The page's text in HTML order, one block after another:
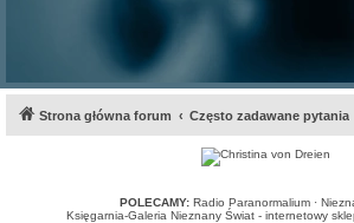
Strona główna forum Często zadawane pytania
POLECAMY: Radio Paranormalium·
Księgarnia-Galeria Nieznany Świat - internetowy